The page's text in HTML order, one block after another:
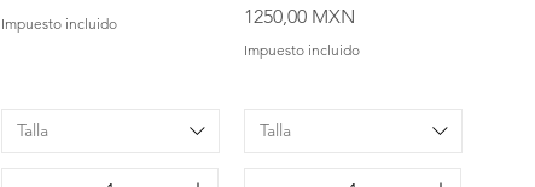
Impuesto incluido
Talla
Precio
1250,00 MXN
Impuesto incluido
Talla